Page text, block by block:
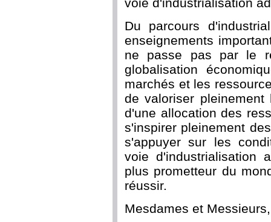
Du parcours
enseignements
ne passe pas par le
globalisation
marchés et les
de valoriser
d'une allocation des
s'inspirer pleinement
s'appuyer sur les
voie d'industrialisation
plus prometteur du
réussir.
Mesdames et Messieurs,